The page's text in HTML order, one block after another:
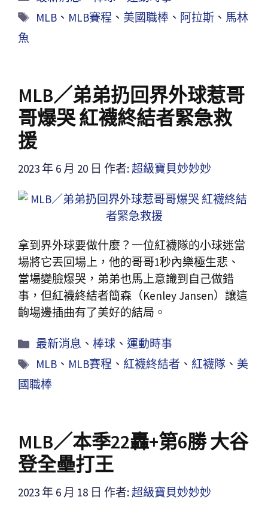
MLB 、 MLB賽程 、 美國職棒 、 阿拉斯 、 馬林
魚
MLB／弟弟扔回界外球惹哥
哥爆哭 紅襪終結者緊急救
援
2023 年 6 月 20 日 作者: 超級寶貝妙妙妙
拿到界外球要做什麼？一位紅襪隊的小球迷當
場將它丟回場上，他的哥哥1秒內樂極生悲、
當場變臉爆哭，弟弟也馬上意識到自己做錯
事，但紅襪終結者簡森（Kenley Jansen）讓這
齣場邊插曲有了美好的結局。
最新消息 、棒球 、運動時事
MLB 、 MLB賽程 、 紅襪終結者 、 紅襪隊 、 美
國職棒
MLB／本季22轟+第6勝 大谷
登全壘打王
2023 年 6 月 18 日 作者: 超級寶貝妙妙妙